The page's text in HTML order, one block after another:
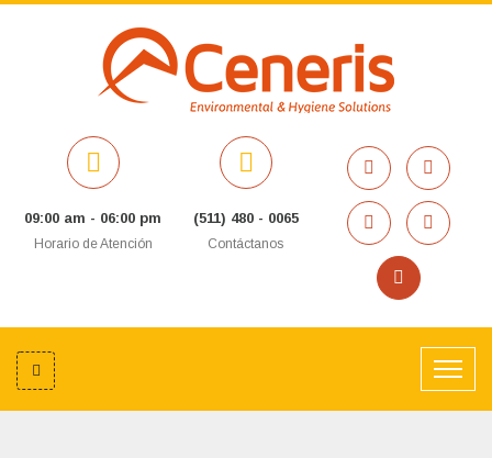
09:00 am - 06:00 pm
Horario de Atención
(511) 480 - 0065
Contáctanos